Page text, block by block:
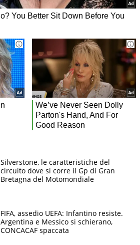
Silverstone, le caratteristiche del
circuito dove si corre il Gp di Gran
Bretagna del Motomondiale
FIFA, assedio UEFA: Infantino resiste.
Argentina e Messico si schierano,
CONCACAF spaccata